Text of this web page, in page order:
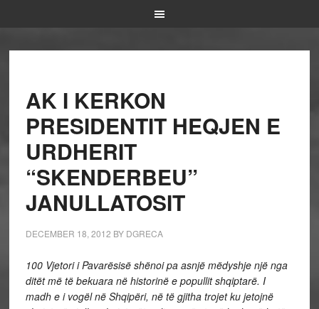
AK I KERKON
PRESIDENTIT HEQJEN E
URDHERIT
“SKENDERBEU”
JANULLATOSIT
DECEMBER 18, 2012 BY DGRECA
100 Vjetori i Pavarësisë shënoi pa asnjë mëdyshje një nga
ditët më të bekuara në historinë e popullit shqiptarë. I
madh e i vogël në Shqipëri, në të gjitha trojet ku jetojnë